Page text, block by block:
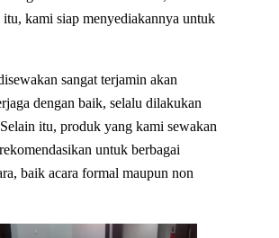
kami siap menyediakannya untuk
sangat terjamin akan
dengan baik, selalu dilakukan
itu, produk yang kami sewakan
untuk berbagai
baik acara formal maupun non